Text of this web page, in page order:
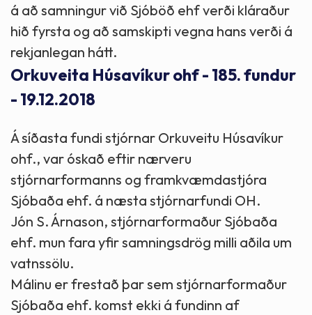
á að samningur við Sjóböð ehf verði kláraður
hið fyrsta og að samskipti vegna hans verði á
rekjanlegan hátt.
Orkuveita Húsavíkur ohf - 185. fundur
- 19.12.2018
Á síðasta fundi stjórnar Orkuveitu Húsavíkur
ohf., var óskað eftir nærveru
stjórnarformanns og framkvæmdastjóra
Sjóbaða ehf. á næsta stjórnarfundi OH.
Jón S. Árnason, stjórnarformaður Sjóbaða
ehf. mun fara yfir samningsdrög milli aðila um
vatnssölu.
Málinu er frestað þar sem stjórnarformaður
Sjóbaða ehf. komst ekki á fundinn af